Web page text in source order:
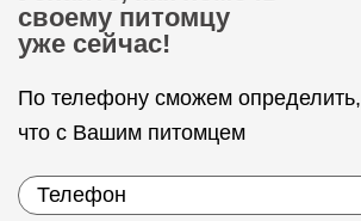
своему питомцу
уже сейчас!
По телефону сможем определить,
что с Вашим питомцем